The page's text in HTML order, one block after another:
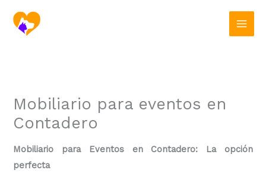
contenido
Mobiliario para eventos en
Contadero
Mobiliario para Eventos en Contadero: La opción
perfecta